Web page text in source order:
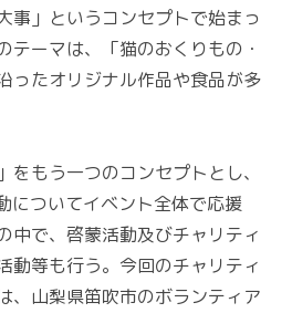
事」というコンセプトで始まっ
テーマは、「猫のおくりもの・
ったオリジナル作品や食品が多
もう一つのコンセプトとし、
についてイベント全体で応援
中で、啓蒙活動及びチャリティ
動等も行う。今回のチャリティ
、山梨県笛吹市のボランティア